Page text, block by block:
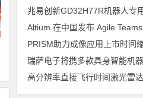
Altium 在中国发布 Agile Teams